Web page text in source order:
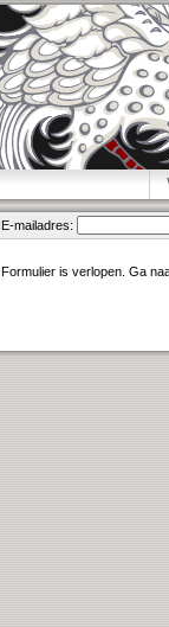
E-mailadres:
Formulier is verlopen. Ga